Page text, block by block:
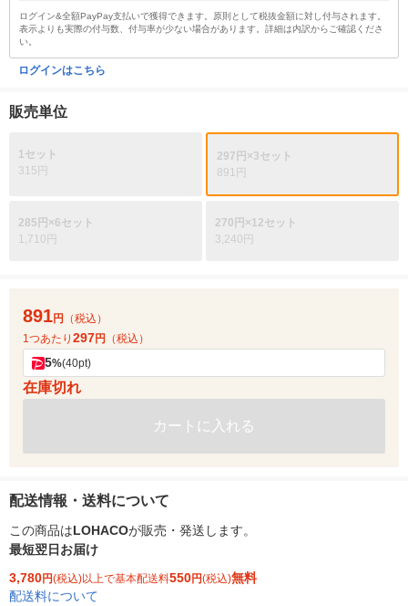
ログイン&全額PayPay支払いで獲得できます。原則として税抜金額に対し付与されます。
表示よりも実際の付与数、付与率が少ない場合があります。詳細は内訳からご確認くださ
い。
ログインはこちら
販売単位
1セット
315円
297円×3セット
891円
285円×6セット
1,710円
270円×12セット
3,240円
891円
（税込）
1つあたり 297円 （税込）
5%(40pt)
在庫切れ
カートに入れる
配送情報・送料について
この商品はLOHACOが販売・発送します。
最短翌日お届け
3,780円(税込)以上で基本配送料550円(税込)無料
配送料について